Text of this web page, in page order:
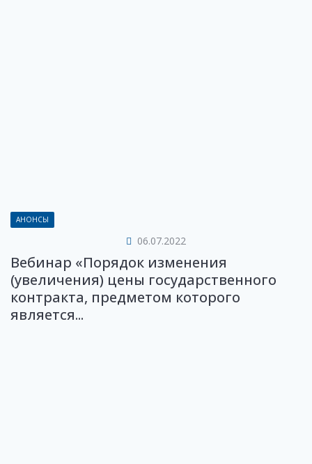
АНОНСЫ
06.07.2022
Вебинар «Порядок изменения
(увеличения) цены государственного
контракта, предметом которого
является...